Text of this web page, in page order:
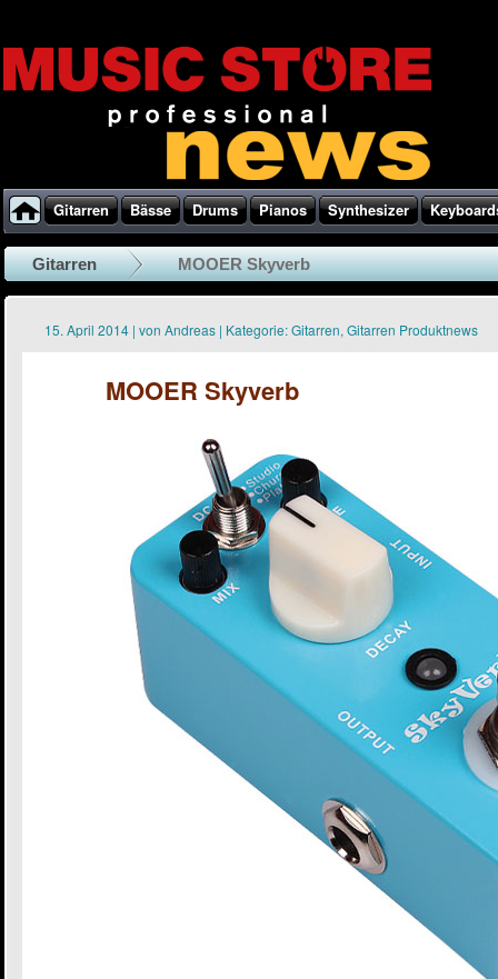
Gitarren Bässe Drums Pianos Synthesizer
Gitarren MOOER Skyverb
15. April 2014 | von Andreas | Kategorie:Gitarren, Gitarren Produktnews
MOOER Skyverb